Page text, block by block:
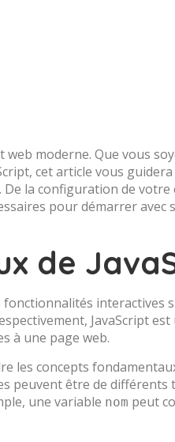
moderne. Que vous
cet article vous
De la configuration de
pour démarrer avec
de
interactives
JavaScript
à une page web.
les concepts
peuvent être de différents
une variable nom peut